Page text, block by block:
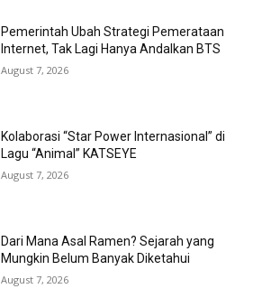
Pemerintah Ubah Strategi Pemerataan
Internet, Tak Lagi Hanya Andalkan BTS
August 7, 2026
Kolaborasi “Star Power Internasional” di
Lagu “Animal” KATSEYE
August 7, 2026
Dari Mana Asal Ramen? Sejarah yang
Mungkin Belum Banyak Diketahui
August 7, 2026